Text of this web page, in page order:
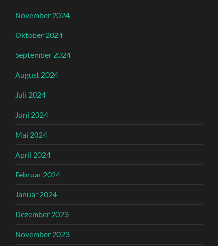
November 2024
Oktober 2024
September 2024
August 2024
Juli 2024
Juni 2024
Mai 2024
April 2024
Februar 2024
Januar 2024
Dezember 2023
November 2023